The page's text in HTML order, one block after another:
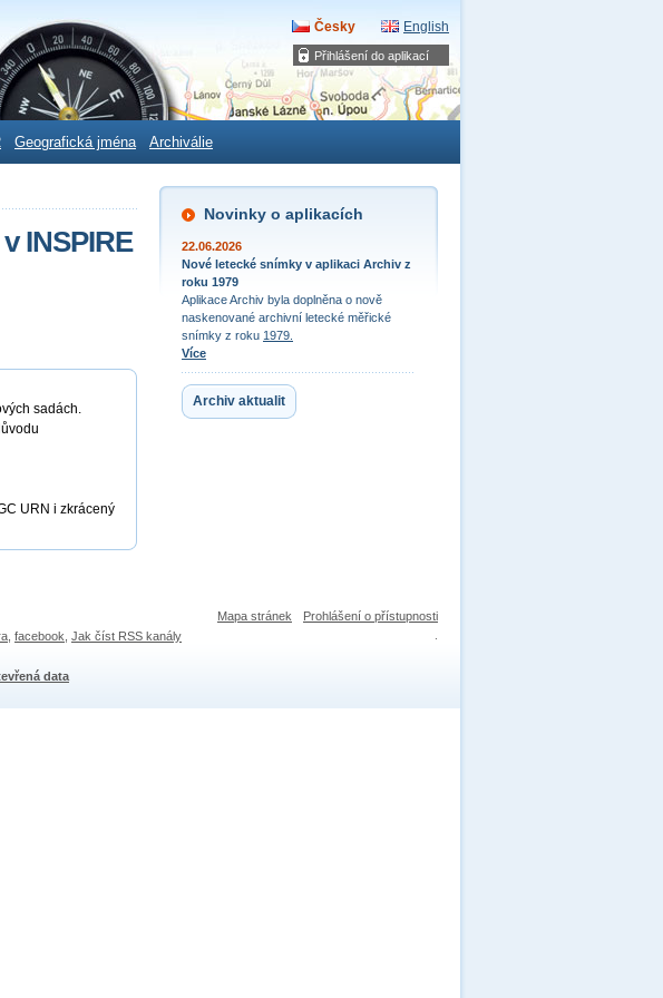
Přihlášení do aplikací
Česky English
Geografická jména Archiválie
Novinky o aplikacích
22.06.2026
Nové letecké snímky v aplikaci Archiv z
roku 1979
Aplikace Archiv byla doplněna o nově
naskenované archivní letecké měřické
snímky z roku 1979.
Více
Archiv aktualit
INSPIRE
sadách.
URN i zkrácený
Mapa stránek Prohlášení o přístupnosti
facebook Jak číst RSS kanály
data